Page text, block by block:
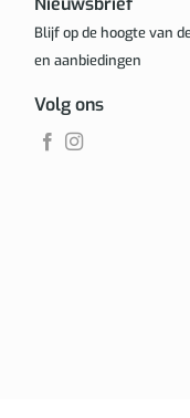
Blijf op de hoogte van
en aanbiedingen
Volg ons